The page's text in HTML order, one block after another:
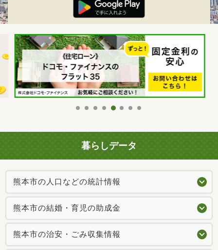
暮らしデータ
熊本市の人口などの統計情報
熊本市の結婚・育児の助成金
熊本市の治安・ごみ収集情報